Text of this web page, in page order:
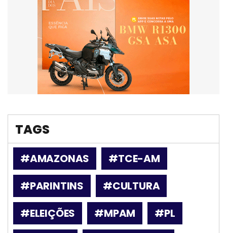
TAGS
#AMAZONAS
#TCE-AM
#PARINTINS
#CULTURA
#ELEIÇÕES
#MPAM
#PL